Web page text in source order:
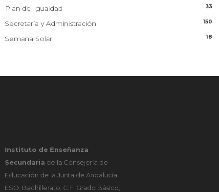
Plan de Igualdad 33
Secretaría y Administración 150
Semana Solar 18
Instituto de Enseñanza
Secundaria de la Consejería de
Educación de la Junta de Andalucía.
ESO, Bachillerato, C.F. Grado Básico,